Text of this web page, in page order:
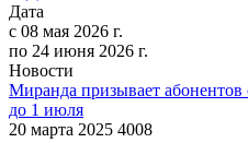
Дата
с 08 мая 2026 г.
по 24 июня 2026 г.
Новости
Миранда призывает
до 1 июля
20 марта 2025 4008